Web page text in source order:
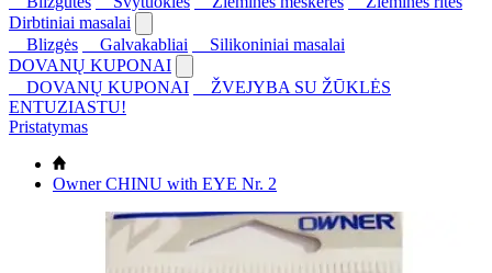
Dirbtiniai masalai
Blizgės
Galvakabliai
Silikoniniai masalai
DOVANŲ KUPONAI
DOVANŲ KUPONAI
ŽVEJYBA SU ŽŪKLĖS
ENTUZIASTU!
Pristatymas
Owner CHINU with EYE Nr. 2